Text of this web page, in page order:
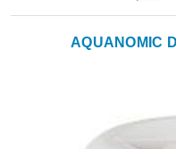
AQUANOMIC